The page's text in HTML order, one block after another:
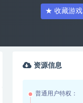
★ 收藏游戏
资源信息
普通用户特权：